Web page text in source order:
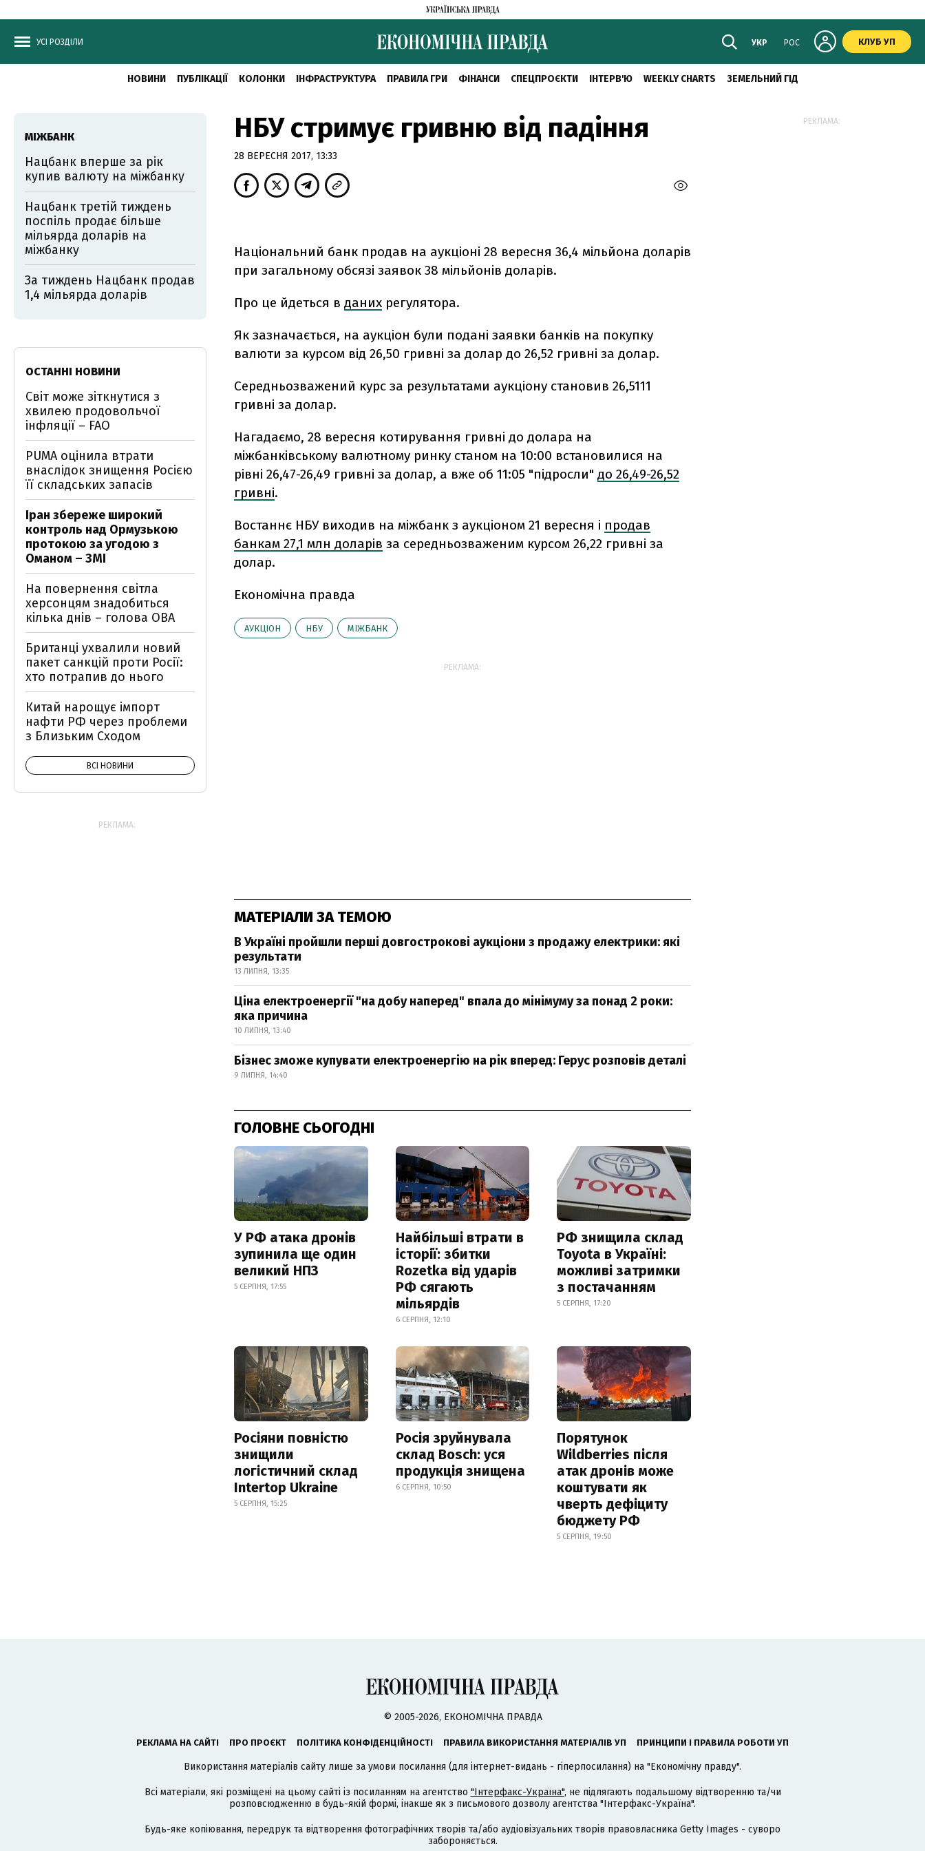
УСІ РОЗДІЛИ УКР РОС КЛУБ УП
НОВИНИ ПУБЛІКАЦІЇ КОЛОНКИ ІНФРАСТРУКТУРА ПРАВИЛА ГРИ ФІНАНСИ СПЕЦПРОЄКТИ ІНТЕРВ'Ю WEEKLY CHARTS ЗЕМЕЛЬНИЙ ГІД
НБУ стримує гривню від падіння
28 ВЕРЕСНЯ 2017, 13:33
Національний банк продав на аукціоні 28 вересня 36,4 мільйона доларів
при загальному обсязі заявок 38 мільйонів доларів.
Про це йдеться в даних регулятора.
Як зазначається, на аукціон були подані заявки банків на покупку
валюти за курсом від 26,50 гривні за долар до 26,52 гривні за долар.
Середньозважений курс за результатами аукціону становив 26,5111
гривні за долар.
Нагадаємо, 28 вересня котирування гривні до долара на
міжбанківському валютному ринку станом на 10:00 встановилися на
рівні 26,47-26,49 гривні за долар, а вже об 11:05 "підросли" до 26,49-26,52
гривні.
Востаннє НБУ виходив на міжбанк з аукціоном 21 вересня і продав
банкам 27,1 млн доларів за середньозваженим курсом 26,22 гривні за
долар.
Економічна правда
АУКЦІОН НБУ МІЖБАНК
РЕКЛАМА:
МАТЕРІАЛИ ЗА ТЕМОЮ
В Україні пройшли перші довгострокові аукціони з продажу електрики: які
результати
13 ЛИПНЯ, 13:35
Ціна електроенергії "на добу наперед" впала до мінімуму за понад 2 роки:
яка причина
10 ЛИПНЯ, 13:40
Бізнес зможе купувати електроенергію на рік вперед: Герус розповів деталі
9 ЛИПНЯ, 14:40
ГОЛОВНЕ СЬОГОДНІ
У РФ атака дронів
зупинила ще один
великий НПЗ
5 СЕРПНЯ, 17:55
Найбільші втрати в
історії: збитки
Rozetka від ударів
РФ сягають
мільярдів
6 СЕРПНЯ, 12:10
РФ знищила склад
Toyota в Україні:
можливі затримки
з постачанням
5 СЕРПНЯ, 17:20
Росіяни повністю
знищили
логістичний склад
Intertop Ukraine
5 СЕРПНЯ, 15:25
Росія зруйнувала
склад Bosch: уся
продукція знищена
6 СЕРПНЯ, 10:50
Порятунок
Wildberries після
атак дронів може
коштувати як
чверть дефіциту
бюджету РФ
5 СЕРПНЯ, 19:50
МІЖБАНК
Нацбанк вперше за рік
купив валюту на міжбанку
Нацбанк третій тиждень
поспіль продає більше
мільярда доларів на
міжбанку
За тиждень Нацбанк продав
1,4 мільярда доларів
ОСТАННІ НОВИНИ
Світ може зіткнутися з
хвилею продовольчої
інфляції – FAO
PUMA оцінила втрати
внаслідок знищення Росією
її складських запасів
Іран збереже широкий
контроль над Ормузькою
протокою за угодою з
Оманом – ЗМІ
На повернення світла
херсонцям знадобиться
кілька днів – голова ОВА
Британці ухвалили новий
пакет санкцій проти Росії:
хто потрапив до нього
Китай нарощує імпорт
нафти РФ через проблеми
з Близьким Сходом
ВСІ НОВИНИ
РЕКЛАМА:
РЕКЛАМА:
© 2005-2026, ЕКОНОМІЧНА ПРАВДА
РЕКЛАМА НА САЙТІ ПРО ПРОЄКТ ПОЛІТИКА КОНФІДЕНЦІЙНОСТІ ПРАВИЛА ВИКОРИСТАННЯ МАТЕРІАЛІВ УП ПРИНЦИПИ І ПРАВИЛА РОБОТИ УП
Використання матеріалів сайту лише за умови посилання (для інтернет-видань - гіперпосилання) на "Економічну правду".
Всі матеріали, які розміщені на цьому сайті із посиланням на агентство "Інтерфакс-Україна", не підлягають подальшому відтворенню та/чи
розповсюдженню в будь-якій формі, інакше як з письмового дозволу агентства "Інтерфакс-Україна".
Будь-яке копіювання, передрук та відтворення фотографічних творів та/або аудіовізуальних творів правовласника Getty Images - суворо
забороняється.